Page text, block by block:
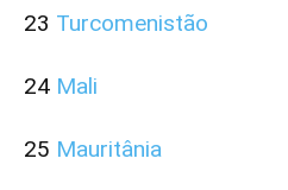
23 Turcomenistão
24 Mali
25 Mauritânia